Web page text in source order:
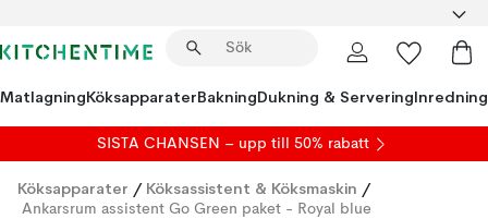
MatlagningKöksapparaterBakningDukning & ServeringInredning
SISTA CHANSEN – upp till 50% rabatt
Köksapparater / Köksassistent & Köksmaskin /
Ankarsrum assistent Go Green paket - Royal blue